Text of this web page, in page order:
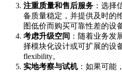
注重质量和售后服务 ：选择
备质量稳定，并提供及时的
图低价而购买可靠性差的设
考虑升级空间 ：随着业务发
择模块化设计或可扩展的设
flexibility。
实地考察与试机：如果可能